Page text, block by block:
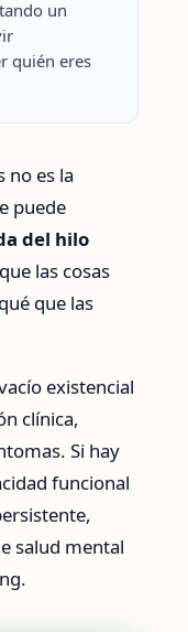
un
quién eres
no es la
puede
del hilo
las cosas
que las
existencial
clínica,
Si hay
funcional
salud mental